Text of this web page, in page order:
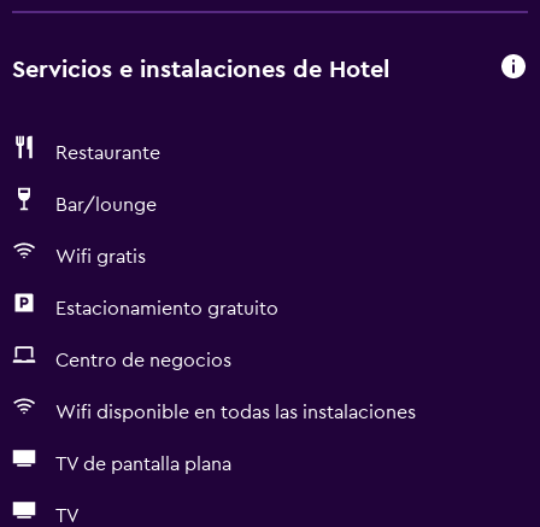
Servicios e instalaciones de Hotel
Restaurante
Bar/lounge
Wifi gratis
Estacionamiento gratuito
Centro de negocios
Wifi disponible en todas las instalaciones
TV de pantalla plana
TV